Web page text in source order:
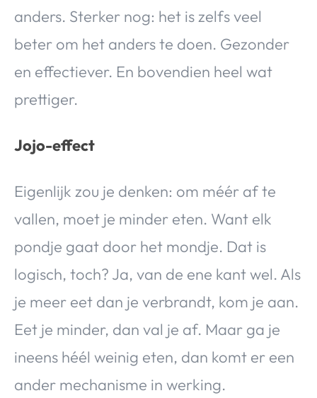
anders. Sterker nog: het is zelfs veel
beter om het anders te doen. Gezonder
en effectiever. En bovendien heel wat
prettiger.
Jojo-effect
Eigenlijk zou je denken: om méér af te
vallen, moet je minder eten. Want elk
pondje gaat door het mondje. Dat is
logisch, toch? Ja, van de ene kant wel. Als
je meer eet dan je verbrandt, kom je aan.
Eet je minder, dan val je af. Maar ga je
ineens héél weinig eten, dan komt er een
ander mechanisme in werking.